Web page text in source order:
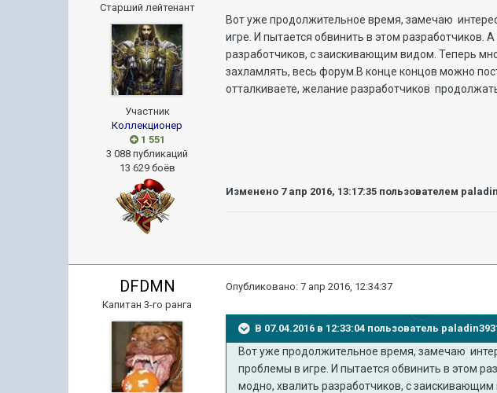
Старший лейтенант
Участник
Коллекционер
1 551
3 088 публикаций
13 629 боёв
Вот уже продолжительное время, замечаю
игре. И пытается обвинить в этом разработчиков.
разработчиков, с заискивающим видом. Теперь
захламлять, весь форум.В конце концов можно
отталкиваете, желание разработчиков
Изменено 7 апр 2016, 13:17:35 пользователем
DFDMN
Капитан 3-го ранга
Опубликовано:7 апр 2016, 12:34:37
В 07.04.2016 в 12:33:04 пользователь
Вот уже продолжительное время, замечаю
проблемы в игре. И пытается обвинить в этом
модно, хвалить разработчиков, с